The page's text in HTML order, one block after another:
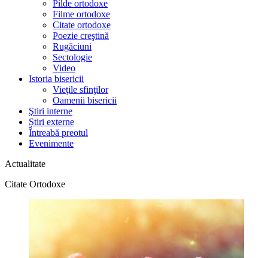
Pilde ortodoxe
Filme ortodoxe
Citate ortodoxe
Poezie creştină
Rugăciuni
Sectologie
Video
Istoria bisericii
Vieţile sfinţilor
Oamenii bisericii
Ştiri interne
Știri externe
Întreabă preotul
Evenimente
Actualitate
Citate Ortodoxe